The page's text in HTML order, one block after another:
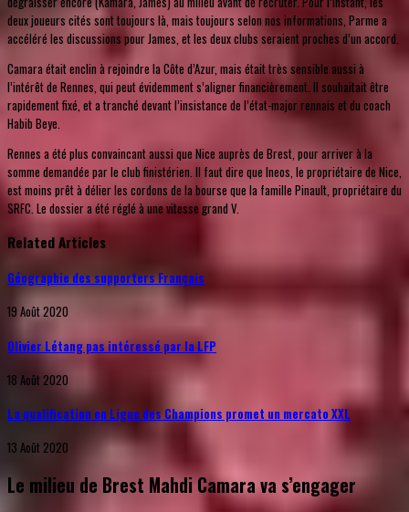
deux joueurs cités sont toujours là, mais toujours selon nos informations, Parme a
accéléré les discussions pour James, et les deux clubs seraient proches d’un accord.
Camara était enclin à rejoindre la Côte d’Azur, mais était très sensible aussi à
l’intérêt de Rennes, qui peut évidemment s’aligner financièrement. Il souhaitait être
rapidement fixé, et a tranché devant l’insistance de l’état-major rennais et du coach
Habib Beye.
Rennes a été plus convaincant aussi que Nice auprès de Brest, pour arriver à la
somme demandée par le club finistérien. Il faut dire que Ineos, le propriétaire de Nice,
est moins prêt à délier les cordons de la bourse que la famille Pinault, propriétaire du
SRFC. Le dossier a été réglé à une vitesse grand V.
Related Articles
Géographie des supporters Français
19 Août 2020
Olivier Létang pas intéressé par la LFP
18 Août 2020
La qualification en Ligue des Champions promet un mercato XXL
13 Août 2020
Le milieu de Brest Mahdi Camara va s’engager